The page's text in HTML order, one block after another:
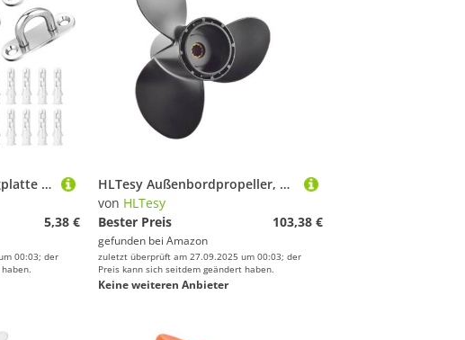
QUIIEOSKIA 6 Stück Augplatte Edelstahl, 304 Edelstahl Deckenhaken, Heavy Duty Eyelet Pad, U-Haken, Haken und Schleife mit Schrauben für Wand-Deckenhaken
5,38 €
00:03; der
HLTesy Außenbordpropeller, 10-1/4 x 12 Schraube, 3 Blätter, 10 Spline, for 20–30 PS Schiffsmotoren, Teilenummer 58100-96430-019
von HLTesy
Bester Preis
103,38 €
gefunden bei Amazon
zuletzt überprüft am 27.09.2025 um 00:03; der
Preis kann sich seitdem geändert haben.
Keine weiteren Anbieter